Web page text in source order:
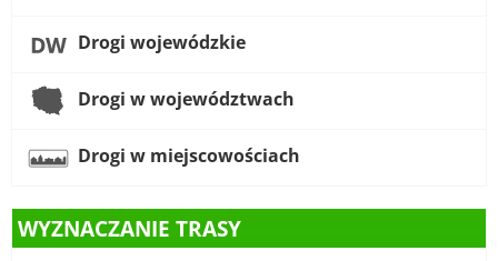
Drogi wojewódzkie
Drogi w województwach
Drogi w miejscowościach
WYZNACZANIE TRASY